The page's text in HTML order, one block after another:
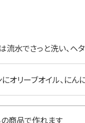
水でさっと洗い、ヘ
オリーブオイル、に
の商品で作れます